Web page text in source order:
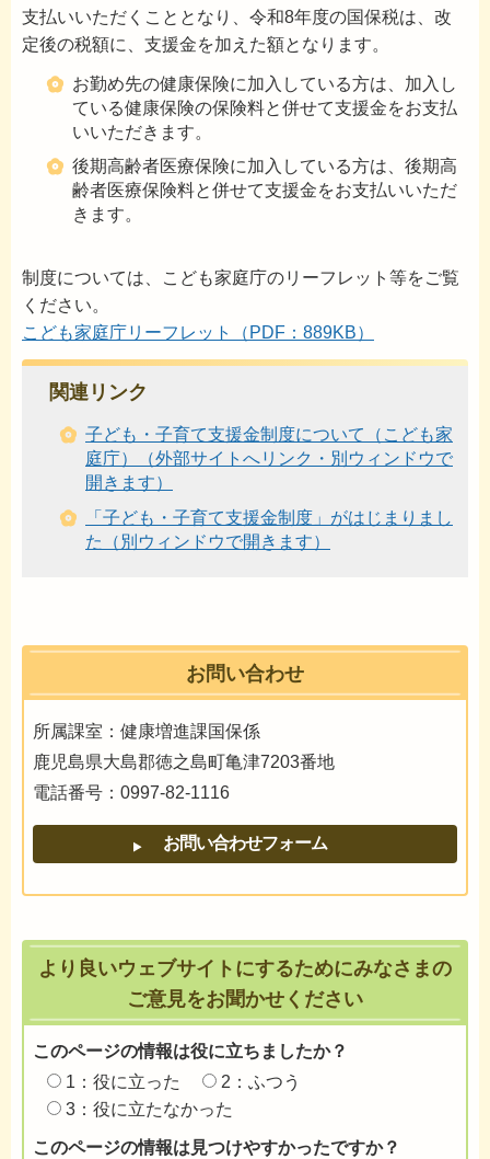
支払いいただくこととなり、令和8年度の国保税は、改
定後の税額に、支援金を加えた額となります。
お勤め先の健康保険に加入している方は、加入し
ている健康保険の保険料と併せて支援金をお支払
いいただきます。
後期高齢者医療保険に加入している方は、後期高
齢者医療保険料と併せて支援金をお支払いいただ
きます。
制度については、こども家庭庁のリーフレット等をご覧
ください。
こども家庭庁リーフレット（PDF：889KB）
関連リンク
子ども・子育て支援金制度について（こども家
庭庁）（外部サイトへリンク・別ウィンドウで
開きます）
「子ども・子育て支援金制度」がはじまりまし
た（別ウィンドウで開きます）
お問い合わせ
所属課室：健康増進課国保係
鹿児島県大島郡徳之島町亀津7203番地
電話番号：0997-82-1116
より良いウェブサイトにするためにみなさまの
ご意見をお聞かせください
このページの情報は役に立ちましたか？
1：役に立った
2：ふつう
3：役に立たなかった
このページの情報は見つけやすかったですか？